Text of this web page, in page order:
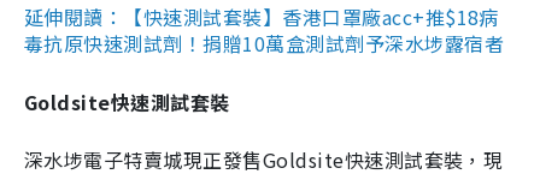
延伸閱讀：【快速測試套裝】香港口罩廠acc+推$18病
毒抗原快速測試劑！捐贈10萬盒測試劑予深水埗露宿者
Goldsite快速測試套裝
深水埗電子特賣城現正發售Goldsite快速測試套裝，現